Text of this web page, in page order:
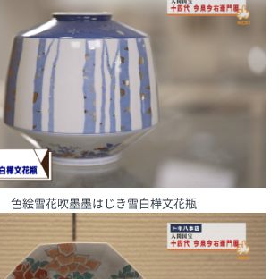
色絵雪花吹墨墨はじき雪白樺文花瓶